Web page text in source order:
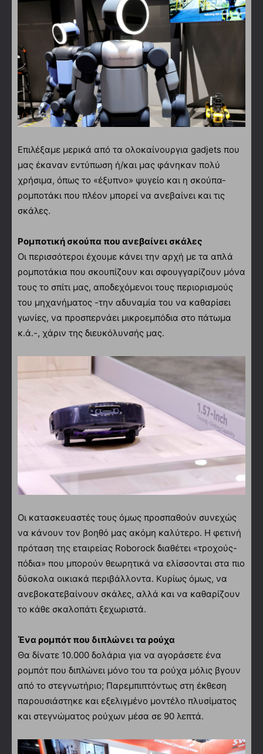
Επιλέξαμε μερικά από τα ολοκαίνουργια gadjets που
μας έκαναν εντύπωση ή/και μας φάνηκαν πολύ
χρήσιμα, όπως το «έξυπνο» ψυγείο και η σκούπα-
ρομποτάκι που πλέον μπορεί να ανεβαίνει και τις
σκάλες.
Ρομποτική σκούπα που ανεβαίνει σκάλες
Οι περισσότεροι έχουμε κάνει την αρχή με τα απλά
ρομποτάκια που σκουπίζουν και σφουγγαρίζουν μόνα
τους το σπίτι μας, αποδεχόμενοι τους περιορισμούς
του μηχανήματος -την αδυναμία του να καθαρίσει
γωνίες, να προσπερνάει μικροεμπόδια στο πάτωμα
κ.ά.-, χάριν της διευκόλυνσής μας.
Οι κατασκευαστές τους όμως προσπαθούν συνεχώς
να κάνουν τον βοηθό μας ακόμη καλύτερο. Η φετινή
πρόταση της εταιρείας Roborock διαθέτει «τροχούς-
πόδια» που μπορούν θεωρητικά να ελίσσονται στα πιο
δύσκολα οικιακά περιβάλλοντα. Κυρίως όμως, να
ανεβοκατεβαίνουν σκάλες, αλλά και να καθαρίζουν
το κάθε σκαλοπάτι ξεχωριστά.
Ένα ρομπότ που διπλώνει τα ρούχα
Θα δίνατε 10.000 δολάρια για να αγοράσετε ένα
ρομπότ που διπλώνει μόνο του τα ρούχα μόλις βγουν
από το στεγνωτήριο; Παρεμπιπτόντως στη έκθεση
παρουσιάστηκε και εξελιγμένο μοντέλο πλυσίματος
και στεγνώματος ρούχων μέσα σε 90 λεπτά.